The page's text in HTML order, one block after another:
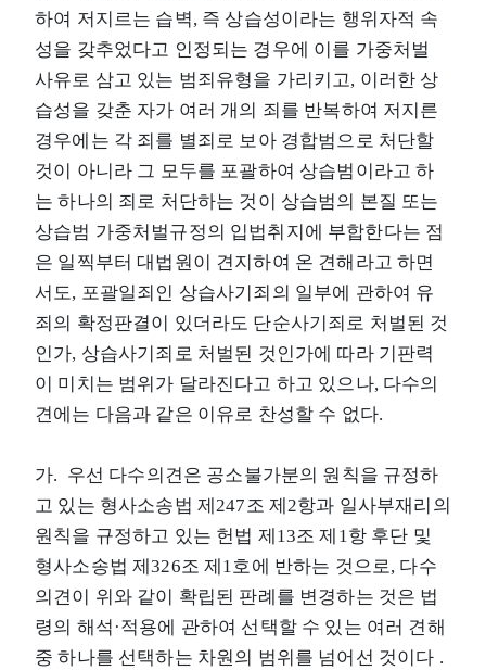
하여 저지르는 습벽, 즉 상습성이라는 행위자적 속
성을 갖추었다고 인정되는 경우에 이를 가중처벌
사유로 삼고 있는 범죄유형을 가리키고, 이러한 상
습성을 갖춘 자가 여러 개의 죄를 반복하여 저지른
경우에는 각 죄를 별죄로 보아 경합범으로 처단할
것이 아니라 그 모두를 포괄하여 상습범이라고 하
는 하나의 죄로 처단하는 것이 상습범의 본질 또는
상습범 가중처벌규정의 입법취지에 부합한다는 점
은 일찍부터 대법원이 견지하여 온 견해라고 하면
서도, 포괄일죄인 상습사기죄의 일부에 관하여 유
죄의 확정판결이 있더라도 단순사기죄로 처벌된 것
인가, 상습사기죄로 처벌된 것인가에 따라 기판력
이 미치는 범위가 달라진다고 하고 있으나, 다수의
견에는 다음과 같은 이유로 찬성할 수 없다.
가. 우선 다수의견은 공소불가분의 원칙을 규정하
고 있는 형사소송법 제247조 제2항과 일사부재리의
원칙을 규정하고 있는 헌법 제13조 제1항 후단 및
형사소송법 제326조 제1호에 반하는 것으로, 다수
의견이 위와 같이 확립된 판례를 변경하는 것은 법
령의 해석·적용에 관하여 선택할 수 있는 여러 견해
중 하나를 선택하는 차원의 범위를 넘어선 것이다 .